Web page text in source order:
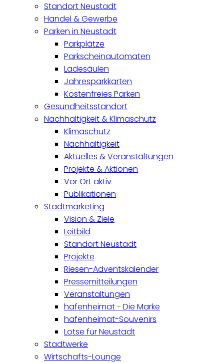
Standort Neustadt
Handel & Gewerbe
Parken in Neustadt
Parkplätze
Parkscheinautomaten
Ladesäulen
Jahresparkkarten
Kostenfreies Parken
Gesundheitsstandort
Nachhaltigkeit & Klimaschutz
Klimaschutz
Nachhaltigkeit
Aktuelles & Veranstaltungen
Projekte & Aktionen
Vor Ort aktiv
Publikationen
Stadtmarketing
Vision & Ziele
Leitbild
Standort Neustadt
Projekte
Riesen-Adventskalender
Pressemitteilungen
Veranstaltungen
hafenheimat - Die Marke
hafenheimat-Souvenirs
Lotse für Neustadt
Stadtwerke
Wirtschafts-Lounge